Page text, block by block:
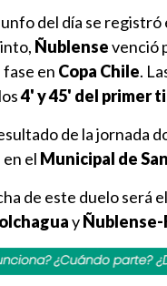
del día se registró
Ñublensevenció
en Copa Chile.
4' y 45' del primer
de la jornada
en el Municipal de
de este duelo será
yÑublense-